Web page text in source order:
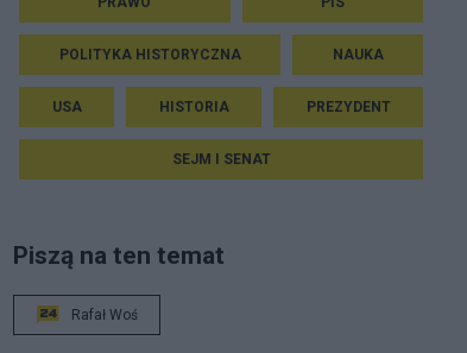
POLITYKA HISTORYCZNA NAUKA
USA HISTORIA PREZYDENT
SEJM I SENAT
Piszą na ten temat
Rafał Woś